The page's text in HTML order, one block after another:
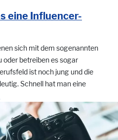
eine Influencer-
sich mit dem sogenannten
betreiben es sogar
ist noch jung und die
Schnell hat man eine